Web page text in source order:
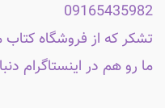
09165435982
تشکر که از فروشگاه کتاب
ما رو هم در اینستاگرام